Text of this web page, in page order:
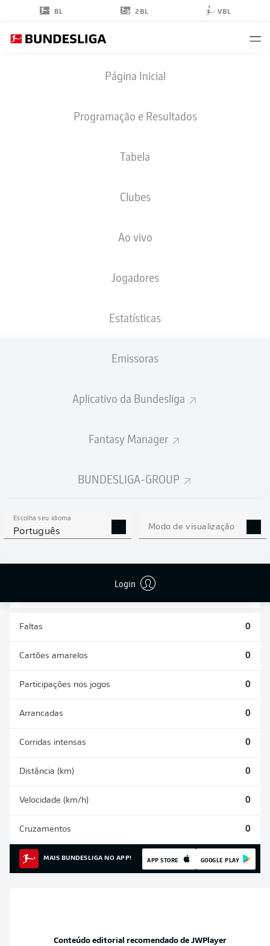
BL 2BL VBL
Página Inicial
Programação e Resultados
Tabela
Clubes
Ao vivo
Jogadores
Estatísticas
Emissoras
Aplicativo da Bundesliga
Fantasy Manager
BUNDESLIGA-GROUP
Escolha seu idioma
Português Modo de visualização
Login
SAMBI LOKONGA
ESTATÍSTICAS DA
TEMPORADA 2026/2027
Faltas 0
Cartões amarelos 0
Participações nos jogos 0
Arrancadas 0
Corridas intensas 0
Distância (km) 0
Velocidade (km/h) 0
Cruzamentos 0
MAIS BUNDESLIGA NO APP! APP STORE GOOGLE PLAY
Conteúdo editorial recomendado de JWPlayer